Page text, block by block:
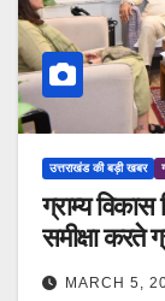
उत्तराखंड की बड़ी खबर
ग्राम्य
समीक्षा करते
MARCH 5,